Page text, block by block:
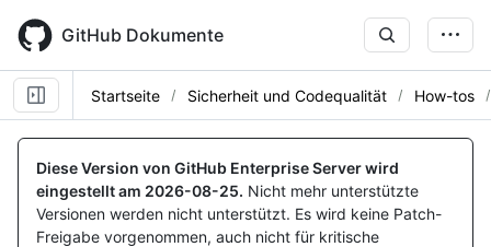
main
content
GitHub Dokumente
Startseite Sicherheit und Codequalität How-tos
Diese Version von GitHub Enterprise Server wird
eingestellt am 2026-08-25. Nicht mehr unterstützte
Versionen werden nicht unterstützt. Es wird keine Patch-
Freigabe vorgenommen, auch nicht für kritische